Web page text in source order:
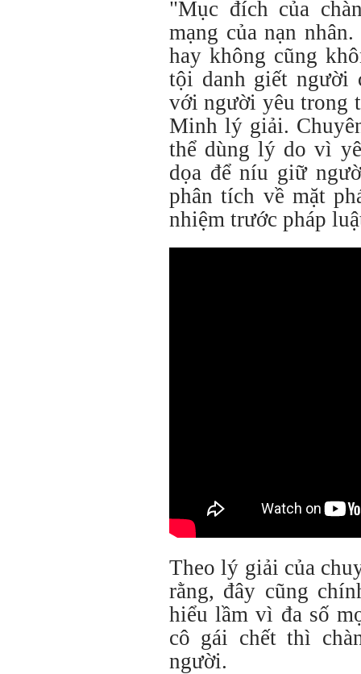
"Mục đích của
mạng của nạn
hay không cũng
tội danh giết người
với người yêu trong
Minh lý giải.
thể dùng lý do vì
dọa để níu giữ
phân tích về mặt
nhiệm trước pháp
Theo lý giải của
rằng, đây cũng
hiểu lầm vì đa số
cô gái chết thì
người.